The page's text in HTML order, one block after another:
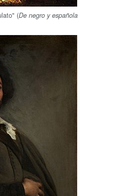
(De negro y española